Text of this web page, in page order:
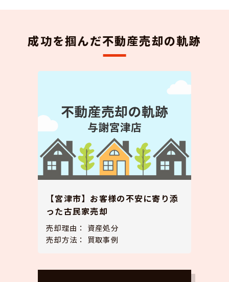
成功を掴んだ不動産売却の軌跡
【宮津市】お客様の不安に寄り添
った古民家売却
売却理由： 資産処分
売却方法：
買取事例